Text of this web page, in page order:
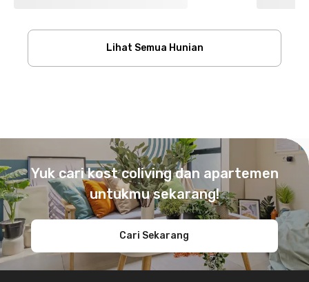
Lihat Semua Hunian
Yuk cari kost coliving dan apartemen
untukmu sekarang!
Cari Sekarang